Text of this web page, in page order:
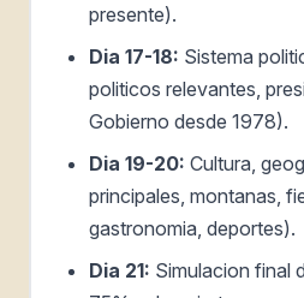
presente).
Dia 17-18: Sistema
politicos relevantes,
Gobierno desde 1978).
Dia 19-20: Cultura,
principales, montanas,
gastronomia, deportes).
Dia 21: Simulacion final